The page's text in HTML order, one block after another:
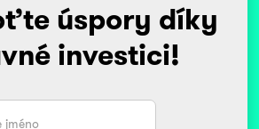
úspory díky
investici!